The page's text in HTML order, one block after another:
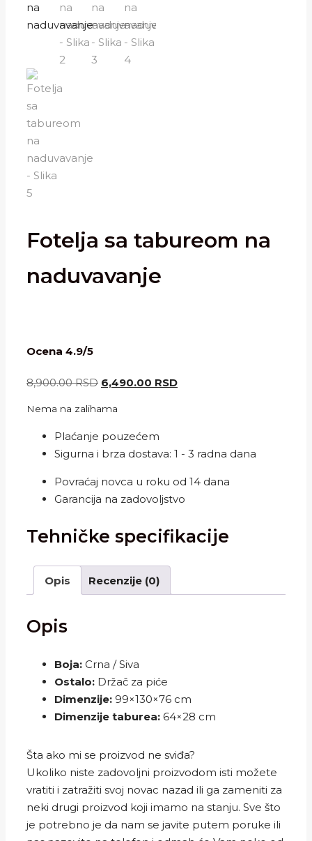
Fotelja sa tabureom na
naduvavanje
Ocena 4.9/5
8,900.00RSD Originalna
je
bila:
8,900.00 RSD.
6,490.00 RSDTrenutna
Nema na zalihama
Plaćanje pouzećem
Sigurna i brza dostava: 1 - 3 radna dana
Povraćaj novca u roku od 14 dana
Garancija na zadovoljstvo
Tehničke specifikacije
Opis Recenzije (0)
Opis
Boja: Crna / Siva
Ostalo: Držač za piće
Dimenzije: 99×130×76 cm
Dimenzije taburea: 64×28 cm
Šta ako mi se proizvod ne sviđa?
Ukoliko niste zadovoljni proizvodom isti možete
vratiti i zatražiti svoj novac nazad ili ga zameniti za
neki drugi proizvod koji imamo na stanju. Sve što
je potrebno je da nam se javite putem poruke ili